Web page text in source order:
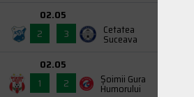
02.05
2
3 Cetatea
Suceava
02.05
1
2 Şoimii Gura
Humorului